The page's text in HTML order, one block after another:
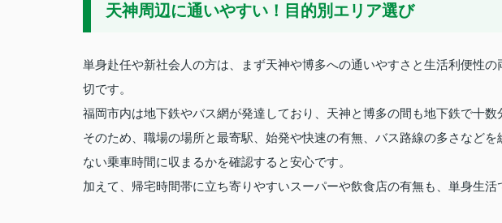
天神周辺に通いやすい！目的別エリア選び
単身赴任や新社会人の方は、まず天神や博多への通いやすさと生活利便性
切です。
福岡市内は地下鉄やバス網が発達しており、天神と博多の間も地下鉄で十数
そのため、職場の場所と最寄駅、始発や快速の有無、バス路線の多さなど
ない乗車時間に収まるかを確認すると安心です。
加えて、帰宅時間帯に立ち寄りやすいスーパーや飲食店の有無も、単身生活